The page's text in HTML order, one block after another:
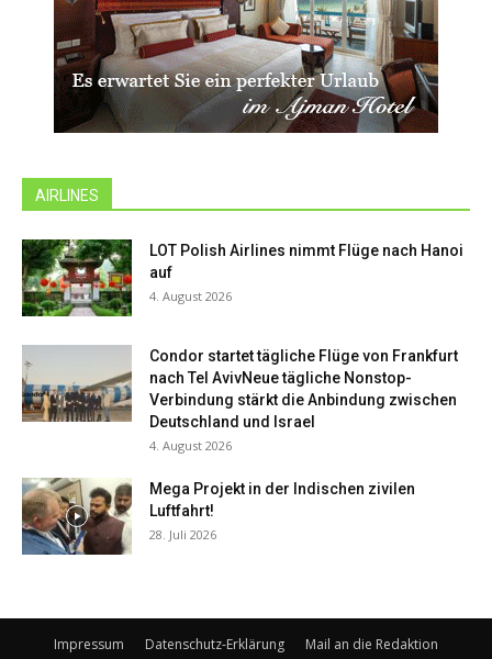
AIRLINES
LOT Polish Airlines nimmt Flüge nach Hanoi
auf
4. August 2026
Condor startet tägliche Flüge von Frankfurt
nach Tel AvivNeue tägliche Nonstop-
Verbindung stärkt die Anbindung zwischen
Deutschland und Israel
4. August 2026
Mega Projekt in der Indischen zivilen
Luftfahrt!
28. Juli 2026
Impressum Datenschutz-Erklärung Mail an die Redaktion